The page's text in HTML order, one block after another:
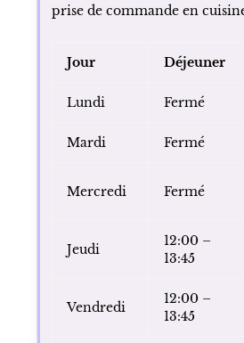
prise de commande en
Jour Déjeuner
Lundi Fermé
Mardi Fermé
Mercredi Fermé
Jeudi
12:00 –
13:45
Vendredi
12:00 –
13:45